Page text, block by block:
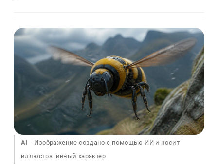
AI
Изображение создано с помощью ИИ и носит
иллюстративный характер